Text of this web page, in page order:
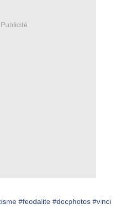
Publicité
#feodalite #docphotos #vinci